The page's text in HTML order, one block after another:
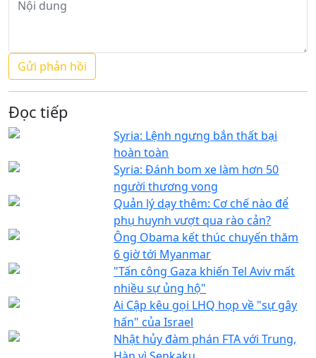
Đọc tiếp
Syria: Lệnh ngưng bắn thất bại
hoàn toàn
Syria: Đánh bom xe làm hơn 50
người thương vong
Quản lý dạy thêm: Cơ chế nào để
phụ huynh vượt qua rào cản?
Ông Obama kết thúc chuyến thăm
6 giờ tới Myanmar
"Tấn công Gaza khiến Tel Aviv mất
nhiều sự ủng hộ"
Ai Cập kêu gọi LHQ họp về "sự gây
hấn" của Israel
Nhật hủy đàm phán FTA với Trung,